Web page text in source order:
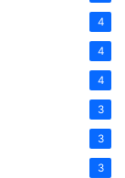
4
4
4
3
3
3